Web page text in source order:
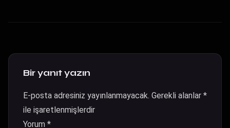
Bir yanıt yazın
E-posta adresiniz yayınlanmayacak. Gerekli alanlar *
ile işaretlenmişlerdir
Yorum *